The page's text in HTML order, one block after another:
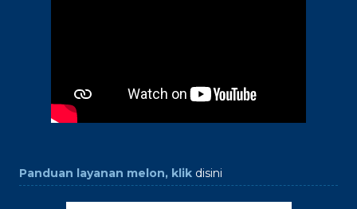
Panduan layanan melon, klik disini